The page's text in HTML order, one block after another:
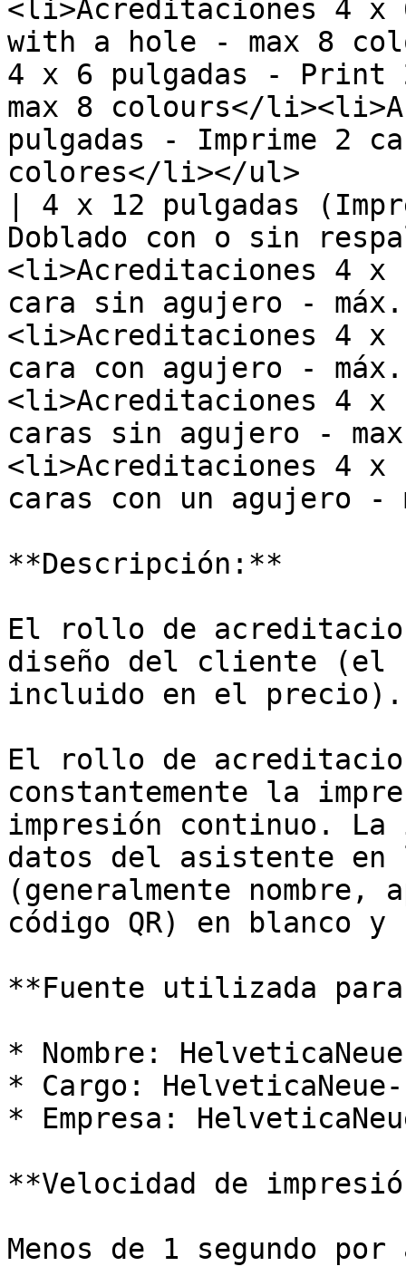
<li>Acreditaciones 4
with a hole - max 8
4 x 6 pulgadas -
max 8 colours</
pulgadas - Imprime 2
colores</li></ul>
| 4 x 12 pulgadas
Doblado con o sin
<li>Acreditaciones 4 x
cara sin agujero -
<li>Acreditaciones 4 x
cara con agujero -
<li>Acreditaciones 4 x
caras sin agujero -
<li>Acreditaciones 4 x
caras con un agujero
**Descripción:**
El rollo de
diseño del cliente (el
incluido en el precio).
El rollo de
constantemente la
impresión continuo.
datos del asistente
(generalmente
código QR) en blanco y
**Fuente utilizada
* Nombre:
* Cargo:
* Empresa:
**Velocidad de
Menos de 1 segundo